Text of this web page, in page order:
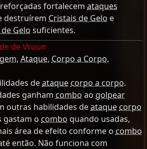
fortalecem ataques
destruírem Cristais de Gelo e
Gelo suficientes.
de Vruun
, Ataque, Corpo a Corpo,
deataque corpo a corpo.
ganham combo ao golpear
outras habilidades deataquecorpo
gastam o combo quando usadas,
área de efeito conforme o combo
então. Não funciona com